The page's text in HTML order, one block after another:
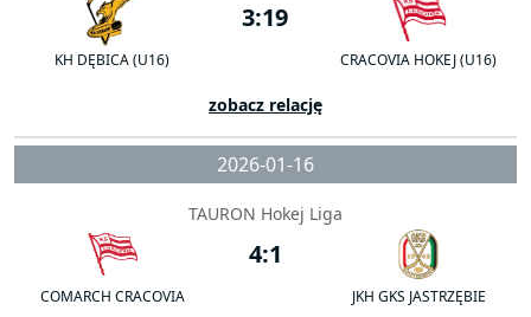
KH DĘBICA (U16)
3:19
CRACOVIA HOKEJ (U16)
zobacz relację
2026-01-16
TAURON Hokej Liga
COMARCH CRACOVIA
4:1
JKH GKS JASTRZĘBIE